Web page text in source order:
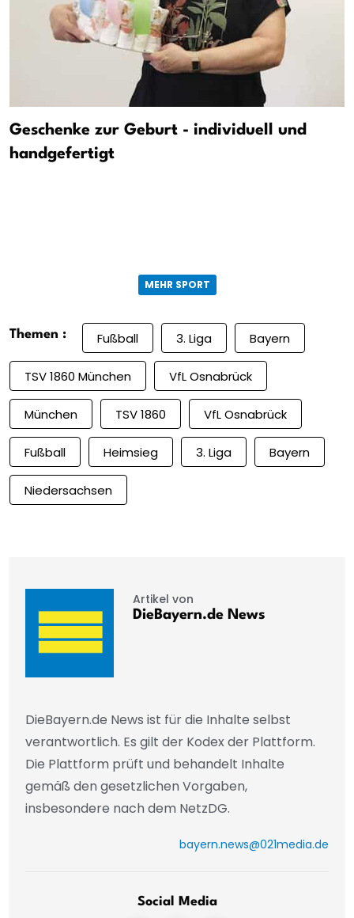
Geschenke zur Geburt - individuell und
handgefertigt
MEHR SPORT
Themen : Fußball 3. Liga Bayern
TSV 1860 München VfL Osnabrück
München TSV 1860 VfL Osnabrück
Fußball Heimsieg 3. Liga Bayern
Niedersachsen
Artikel von
DieBayern.de News
DieBayern.de News ist für die Inhalte selbst
verantwortlich. Es gilt der Kodex der Plattform.
Die Plattform prüft und behandelt Inhalte
gemäß den gesetzlichen Vorgaben,
insbesondere nach dem NetzDG.
bayern.news@021media.de
Social Media